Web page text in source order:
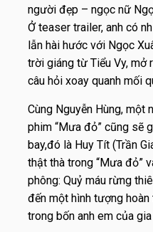
người đẹp – ngọc nữ
Ở teaser trailer, anh có
lẫn hài hước với Ngọc
trời giáng từ Tiểu Vy, mở
câu hỏi xoay quanh mối
Cùng Nguyễn Hùng,
phim “Mưa đỏ” cũng sẽ
bay,đó là Huy Tít (Trần
thật thà trong “Mưa đỏ”
phông: Quỷ máu rừng
đến một hình tượng
trong bốn anh em của gia